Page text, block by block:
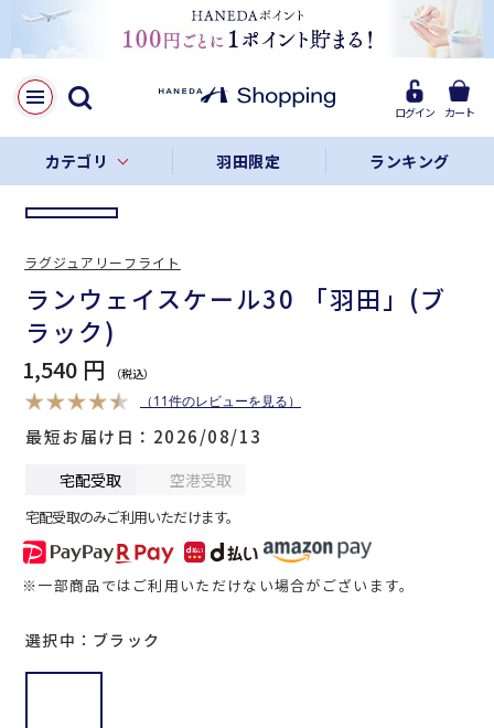
ログイン カート
カテゴリ 羽田限定 ランキング
LINE
Facebook
リンクをコピー
ランウェイスケール30 「羽田」(ブ
ラック)
1,540 円
（11件のレビューを見る）
最短お届け日 2026/08/13
宅配受取 空港受取
宅配受取のみご利用いただけます。
※一部商品ではご利用いただけない場合がございます。
選択中：ブラック
ラグジュアリーフライト